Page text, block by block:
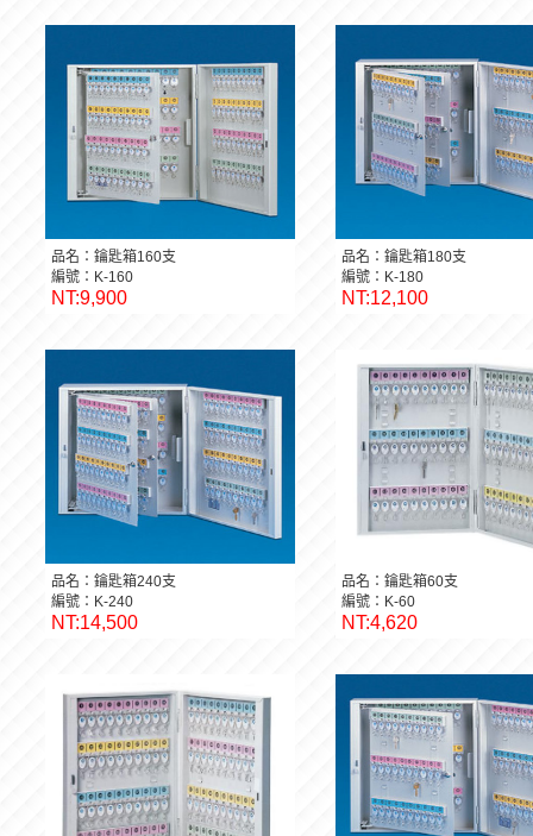
品名：鑰匙箱160支
編號：K-160
NT:9,900
品名：鑰匙箱180支
編號：K-180
NT:12,100
品名：鑰匙箱240支
編號：K-240
NT:14,500
品名：鑰匙箱60支
編號：K-60
NT:4,620